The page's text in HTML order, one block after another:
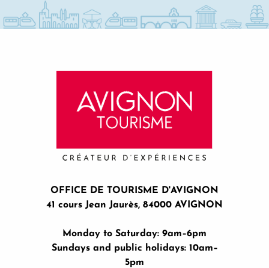
Les vacances d'été à Avignon Musées
Stage J'apprends à nager
OFFICE DE TOURISME D'AVIGNON
41 cours Jean Jaurès, 84000 AVIGNON
Monday to Saturday: 9am–6pm
Sundays and public holidays: 10am–
5pm